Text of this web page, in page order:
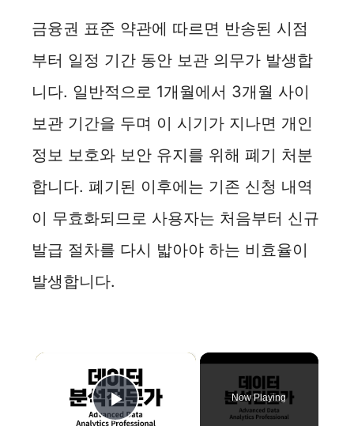
금융권 표준 약관에 따르면 반송된 시점
부터 일정 기간 동안 보관 의무가 발생합
니다. 일반적으로 1개월에서 3개월 사이
보관 기간을 두며 이 시기가 지나면 개인
정보 보호와 보안 유지를 위해 폐기 처분
합니다. 폐기된 이후에는 기존 신청 내역
이 무효화되므로 사용자는 처음부터 신규
발급 절차를 다시 밟아야 하는 비효율이
발생합니다.
×
Now Playing